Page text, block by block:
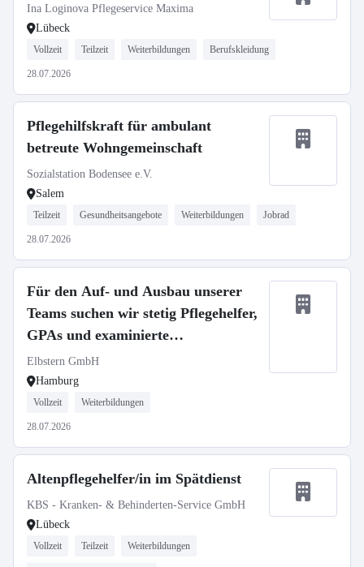
Ina Loginova Pflegeservice Maxima
Lübeck
Vollzeit Teilzeit Weiterbildungen Berufskleidung
28.07.2026
Pflegehilfskraft für ambulant
betreute Wohngemeinschaft
Sozialstation Bodensee e.V.
Salem
Teilzeit Gesundheitsangebote Weiterbildungen Jobrad
28.07.2026
Für den Auf- und Ausbau unserer
Teams suchen wir stetig Pflegehelfer,
GPAs und examinierte
Pflegefachkräfte (m/w/d).
Elbstern GmbH
Hamburg
Vollzeit Weiterbildungen
28.07.2026
Altenpflegehelfer/in im Spätdienst
KBS - Kranken- & Behinderten-Service GmbH
Lübeck
Vollzeit Teilzeit Weiterbildungen